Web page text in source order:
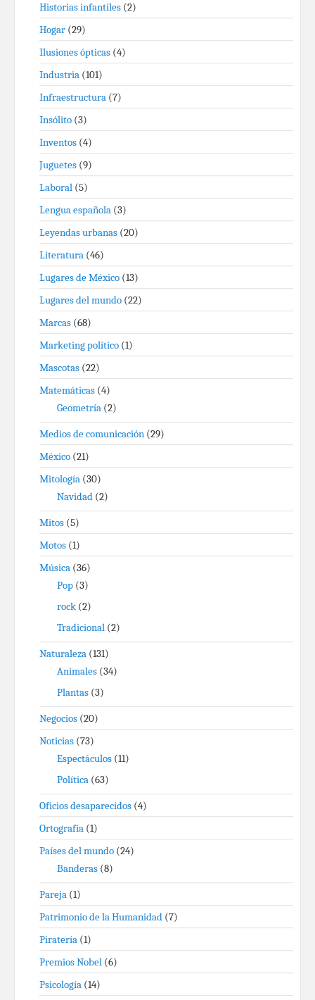
Historias infantiles (2)
Hogar (29)
Ilusiones ópticas (4)
Industria (101)
Infraestructura (7)
Insólito (3)
Inventos (4)
Juguetes (9)
Laboral (5)
Lengua española (3)
Leyendas urbanas (20)
Literatura (46)
Lugares de México (13)
Lugares del mundo (22)
Marcas (68)
Marketing político (1)
Mascotas (22)
Matemáticas (4)
Geometría (2)
Medios de comunicación (29)
México (21)
Mitología (30)
Navidad (2)
Mitos (5)
Motos (1)
Música (36)
Pop (3)
rock (2)
Tradicional (2)
Naturaleza (131)
Animales (34)
Plantas (3)
Negocios (20)
Noticias (73)
Espectáculos (11)
Política (63)
Oficios desaparecidos (4)
Ortografía (1)
Países del mundo (24)
Banderas (8)
Pareja (1)
Patrimonio de la Humanidad (7)
Piratería (1)
Premios Nobel (6)
Psicología (14)